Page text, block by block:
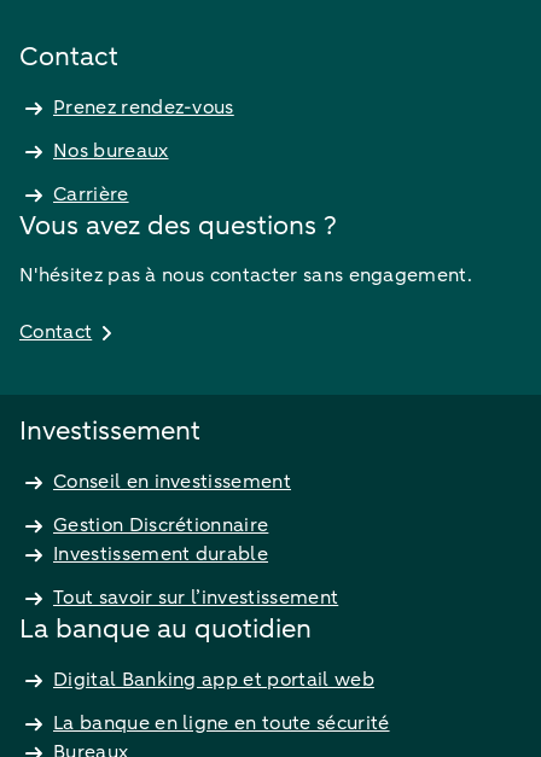
Contact
Prenez rendez-vous
Nos bureaux
Carrière
Vous avez des questions ?
N'hésitez pas à nous contacter sans engagement.
Contact
Investissement
Conseil en investissement
Gestion Discrétionnaire
Investissement durable
Tout savoir sur l’investissement
La banque au quotidien
Digital Banking app et portail web
La banque en ligne en toute sécurité